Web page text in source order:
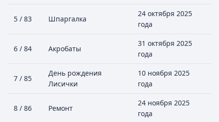
5 / 83 Шпаргалка
24 октября 2025
года
6 / 84 Акробаты
31 октября 2025
года
7 / 85
День рождения
Лисички
10 ноября 2025
года
8 / 86 Ремонт
24 ноября 2025
года